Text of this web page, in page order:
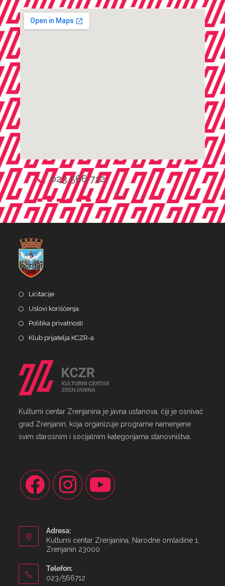
023 566 712
Licitacije
Uslovi korišćenja
Politika privatnosti
Klub prijatelja KCZR-a
Kulturni centar Zrenjanina je javna ustanova, čiji je osnivač
grad Zrenjanin, koja organizuje programe namenjene
svim starosnim i socijalnim kategorijama stanovništva.
Adresa:
Kulturni centar Zrenjanina, Narodne omladine 1,
Zrenjanin 23000
Telefon:
023/566712